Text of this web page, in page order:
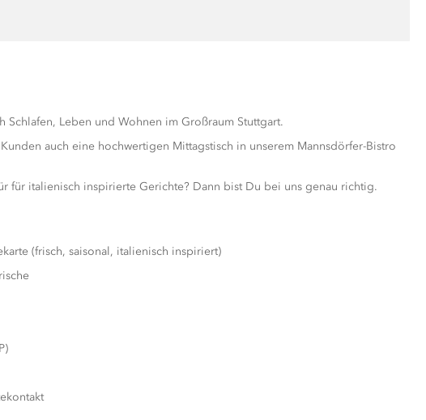
Leben und Wohnen im Großraum Stuttgart.
auch eine hochwertigen Mittagstisch in unserem Mannsdörfer-Bistro
für italienisch inspirierte Gerichte? Dann bist Du bei uns genau richtig.
(frisch, saisonal, italienisch inspiriert)